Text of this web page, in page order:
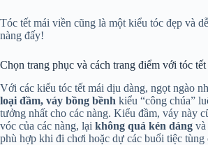
Tóc tết mái viền cũng là một kiểu tóc đẹp và
nàng đấy!
Chọn trang phục và cách trang điểm với tóc tết
Với các kiểu tóc tết mái dịu dàng, ngọt ngào
loại đầm, váy bồng bềnh kiểu “công chúa”
tưởng nhất cho các nàng. Kiểu đầm, váy này
vóc của các nàng, lại không quá kén dáng và
phù hợp khi đi chơi hoặc dự các buổi tiệc tùng